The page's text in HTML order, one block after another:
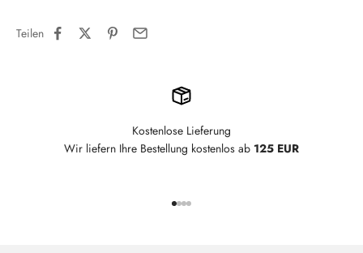
Teilen
Kostenlose Lieferung
Wir liefern Ihre Bestellung kostenlos ab 125 EUR